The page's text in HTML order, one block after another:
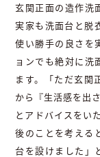
玄関正面の造作洗
実家も洗面台と脱
使い勝手の良さを
ョンでも絶対に洗
ます。「ただ玄関
から『生活感を出
とアドバイスをい
後のことを考える
台を設けました」